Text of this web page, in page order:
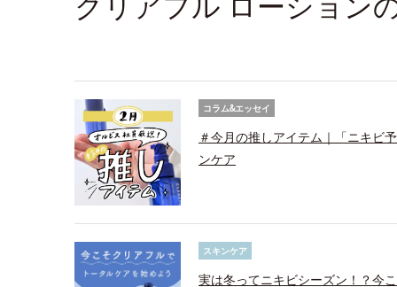
コラム&エッセイ
＃今月の推しアイテム｜「ニキビ
ンケア
スキンケア
実は冬ってニキビシーズン！？今